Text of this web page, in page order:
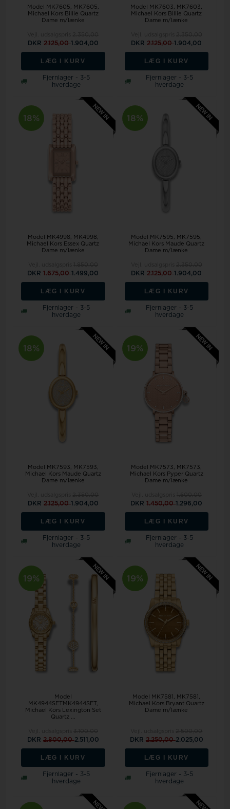
Model MK7605
MK7605,
Michael Kors Billie Quartz
Dame m/lænke
DKR 2.125,001.904,00
LÆG I KURV
Fjernlager - 3-5
hverdage
Model MK7603
MK7603,
Michael Kors Billie Quartz
Dame m/lænke
DKR2.125,001.904,00
LÆG I KURV
Fjernlager - 3-5
hverdage
18%
Model MK4998
MK4998,
Michael Kors Essex Quartz
Dame m/lænke
DKR1.675,001.499,00
LÆG I KURV
Fjernlager - 3-5
hverdage
18%
Model MK7595
MK7595,
Michael Kors Maude Quartz
Dame m/lænke
DKR2.125,001.904,00
LÆG I KURV
Fjernlager - 3-5
hverdage
18%
Model MK7593
MK7593,
Michael Kors Maude Quartz
Dame m/lænke
DKR 2.125,001.904,00
LÆG I KURV
Fjernlager - 3-5
hverdage
19%
Model MK7573
MK7573,
Michael Kors Pyper Quartz
Dame m/lænke
DKR1.450,001.296,00
LÆG I KURV
Fjernlager - 3-5
hverdage
19%
Model
MK4944SETMK4944SET,
Michael Kors Lexington Set
Quartz ...
DKR 2.800,002.511,00
LÆG I KURV
Fjernlager - 3-5
hverdage
19%
Model MK7581
MK7581,
Michael Kors Bryant Quartz
Dame m/lænke
DKR 2.250,002.025,00
LÆG I KURV
Fjernlager - 3-5
hverdage